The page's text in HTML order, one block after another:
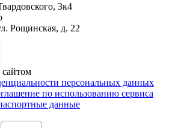
3к4
Рощинская, д. 22
сайтом
персональных данных
по использованию сервиса
данные